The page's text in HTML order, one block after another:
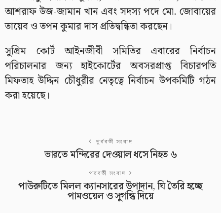
আশরাফ উজ-জামান খান এবং সদস্য পদে মো. জোবায়ের
তায়েব ও তপন কুমার দাস প্রতিদ্বন্ধিতা করছেন।
সুপ্রিম কোর্ট আইনজীবী সমিতির এবারের নির্বাচন
পরিচালনার জন্য হাইকোর্টের অবসরপ্রাপ্ত বিচারপতি
মিফতাহ উদ্দিন চৌধুরীর নেতৃত্বে নির্বাচন উপকমিটি গঠন
করা হয়েছে।
পূর্ববর্তী সংবাদ
ভারতে মন্দিরের দেওয়াল ধসে নিহত ৬
পরবর্তী সংবাদ
পাউরুটিতে মিলল ক্যানসারের উপাদান, ঘি তৈরি হচ্ছে
পামওয়েল ও সুগন্ধি দিয়ে